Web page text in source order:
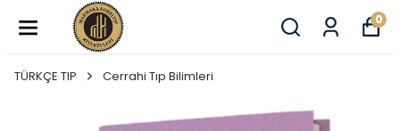
0
TÜRKÇE TIP Cerrahi Tıp Bilimleri